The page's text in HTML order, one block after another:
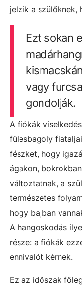
jelzik a szülőknek,
Ezt sokan
vagy
gondolják.
A fiókák
fülesbagoly
fészket, hogy
ágakon,
változtatnak, a
természetes
hogy bajban
A hangoskodás
része: a fiókák
ennivalót kérnek.
Ez az időszak